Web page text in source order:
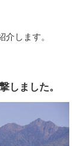
します。
しました。